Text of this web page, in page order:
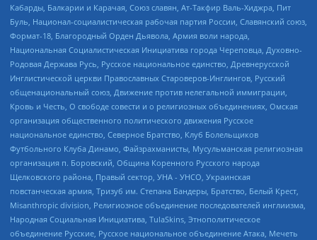
Кабарды, Балкарии и Карачая, Союз славян, Ат-Такфир Валь-Хиджра, Пит
Буль, Национал-социалистическая рабочая партия России, Славянский союз,
Формат-18, Благородный Орден Дьявола, Армия воли народа,
Национальная Социалистическая Инициатива города Череповца, Духовно-
Родовая Держава Русь, Русское национальное единство, Древнерусской
Инглистической церкви Православных Староверов-Инглингов, Русский
общенациональный союз, Движение против нелегальной иммиграции,
Кровь и Честь, О свободе совести и о религиозных объединениях, Омская
организация общественного политического движения Русское
национальное единство, Северное Братство, Клуб Болельщиков
Футбольного Клуба Динамо, Файзрахманисты, Мусульманская религиозная
организация п. Боровский, Община Коренного Русского народа
Щелковского района, Правый сектор, УНА - УНСО, Украинская
повстанческая армия, Тризуб им. Степана Бандеры, Братство, Белый Крест,
Misanthropic division, Религиозное объединение последователей инглиизма,
Народная Социальная Инициатива, TulaSkins, Этнополитическое
объединение Русские, Русское национальное объединение Атака, Мечеть